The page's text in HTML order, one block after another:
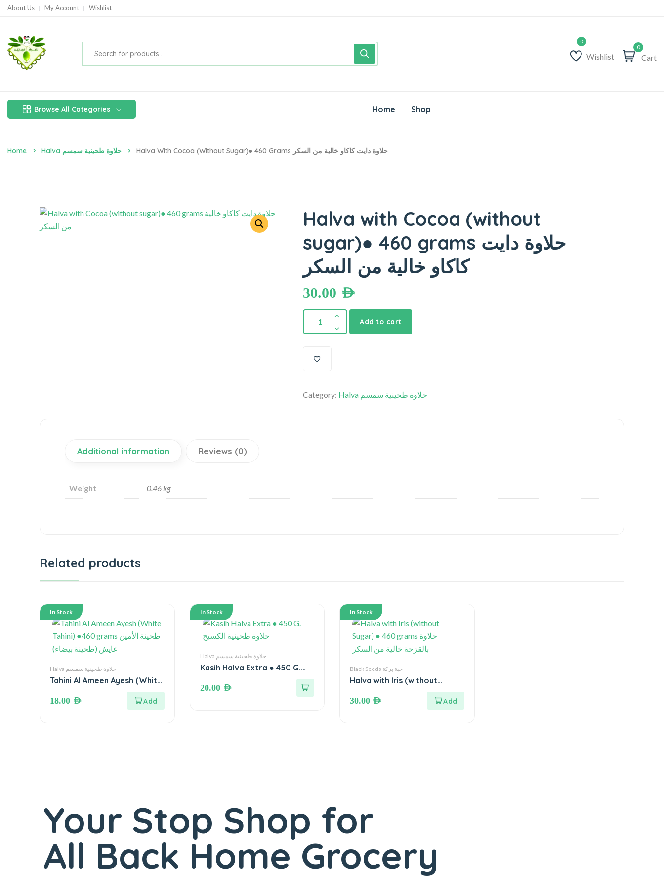
About Us My Account Wishlist
Wishlist
0
Cart
Browse All Categories Home Shop
Home Halva حلاوة طحينية سمسم Halva With Cocoa (without Sugar)● 460 Grams حلاوة دايت كاكاو خالية من السكر
Halva with Cocoa (without
sugar)● 460 grams حلاوة دايت
كاكاو خالية من السكر
30.00 AED
Add to cart
Category: Halva حلاوة طحينية سمسم
Additional information Reviews (0)
Weight 0.46 kg
Related products
In Stock
Halva حلاوة طحينية سمسم
Tahini Al Ameen Ayesh (White
الأمين عايش (طحينة بيضاء)
18.00 AED
In Stock
Halva حلاوة طحينية سمسم
Kasih Halva Extra ● 450 G.
20.00 AED
In Stock
Black Seeds حبة بركة
Halva with Iris (without
Sugar) ● 460 grams حلاوة
بالقزحة خالية من السكر
30.00 AED
Your Stop Shop for
All Back Home Grocery